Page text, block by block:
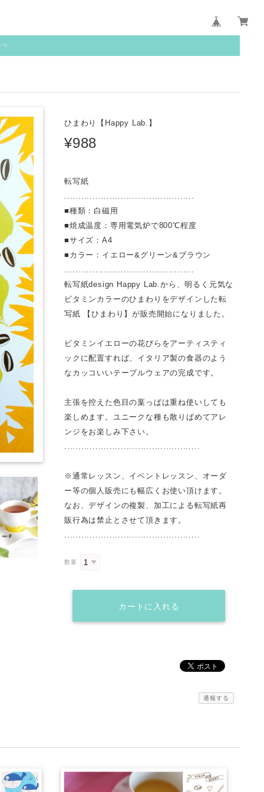
ひまわり【Happy Lab.】
¥988
転写紙
..............................................
■種類：白磁用
■焼成温度：専用電気炉で800℃程度
■サイズ：A4
■カラー：イエロー&グリーン&ブラウン
..............................................
転写紙design Happy Lab.から、明るく元気な
ビタミンカラーのひまわりをデザインした転
写紙 【ひまわり】が販売開始になりました。
ビタミンイエローの花びらをアーティスティ
ックに配置すれば、イタリア製の食器のよう
なカッコいいテーブルウェアの完成です。
主張を控えた色目の葉っぱは重ね使いしても
楽しめます。ユニークな種も散りばめてアレ
ンジをお楽しみ下さい。
................................................
※通常レッスン、イベントレッスン、オーダ
ー等の個人販売にも幅広くお使い頂けます。
なお、デザインの複製、加工による転写紙再
販行為は禁止とさせて頂きます。
................................................
数量
カートに入れる
通報する